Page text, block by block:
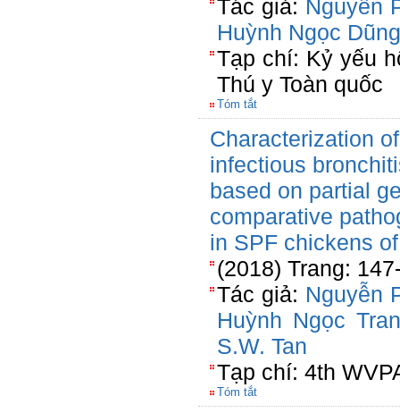
Tác giả: Nguyễn
Huỳnh Ngọc Dũng
Tạp chí: Kỷ yếu
Thú y Toàn quốc
Tóm tắt
Characterization
infectious
based on partial
comparative
in SPF chickens
(2018) Trang:
Tác giả: Nguyễn
Huỳnh Ngọc
S.W. Tan
Tạp chí: 4th
Tóm tắt